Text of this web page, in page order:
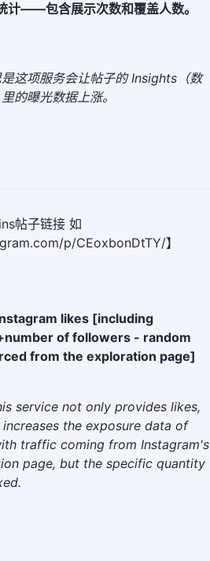
计——包含展示次数和覆盖人数。
这项服务会让帖子的 Insights（数
的曝光数据上涨。
帖子链接 如
p/CEoxbonDtTY/】
likes [including
of followers - random
from the exploration page]
service not only provides likes,
the exposure data of
traffic coming from Instagram's
page, but the specific quantity